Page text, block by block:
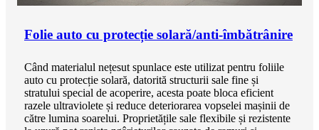
Folie auto cu protecție solară/anti-îmbătrânire
Când materialul nețesut spunlace este utilizat pentru foliile
auto cu protecție solară, datorită structurii sale fine și
stratului special de acoperire, acesta poate bloca eficient
razele ultraviolete și reduce deteriorarea vopselei mașinii de
către lumina soarelui. Proprietățile sale flexibile și rezistente